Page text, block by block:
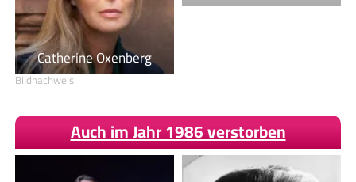
Catherine Oxenberg
Bildnachweis
Auch im Jahr 1986 verstorben